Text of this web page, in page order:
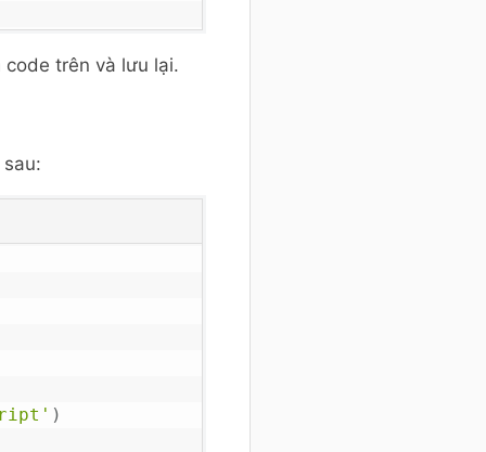
{
code trên và lưu lại.
)